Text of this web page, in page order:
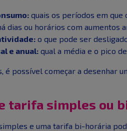
quais os períodos em que
dias ou horários com aumentos
o que pode ser
e anual: qual a média e o pico
é possível começar a desenhar
tarifa simples ou
e uma tarifa bi-horária